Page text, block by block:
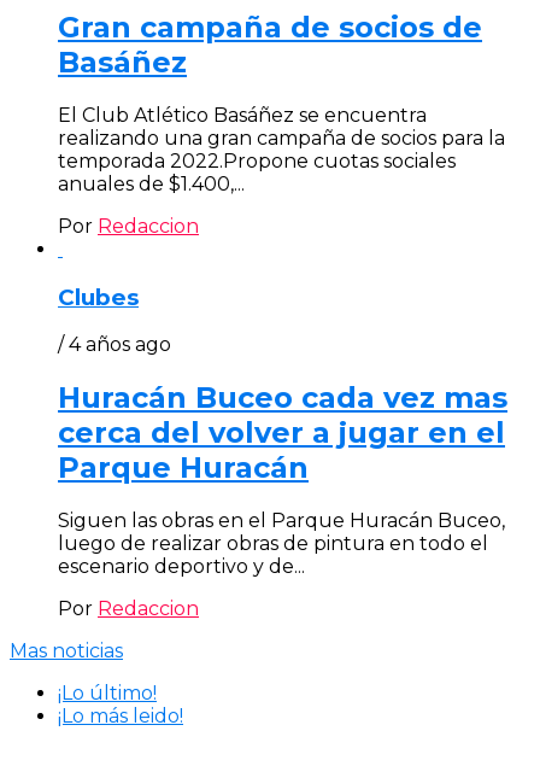
Gran campaña de socios de
Basáñez
El Club Atlético Basáñez se encuentra
realizando una gran campaña de socios para la
temporada 2022.Propone cuotas sociales
anuales de $1.400,...
Por Redaccion
Clubes
/ 4 años ago
Huracán Buceo cada vez mas
cerca del volver a jugar en el
Parque Huracán
Siguen las obras en el Parque Huracán Buceo,
luego de realizar obras de pintura en todo el
escenario deportivo y de...
Por Redaccion
Mas noticias
¡Lo último!
¡Lo más leido!